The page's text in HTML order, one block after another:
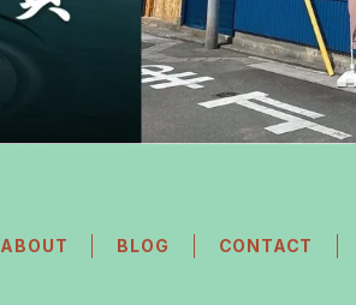
ABOUT BLOG CONTACT